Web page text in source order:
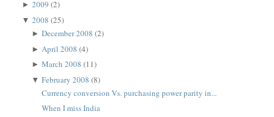
►2009(2)
▼2008(25)
►December 2008(2)
► April 2008(4)
►March 2008(11)
▼February 2008(8)
Currency conversion Vs. purchasing power parity in...
When I miss India